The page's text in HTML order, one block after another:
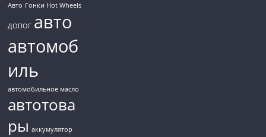
Авто Гонки Hot Wheels
ДОПОГ авто
автомоб
иль
автомобильное масло
автотова
ры аккумулятор